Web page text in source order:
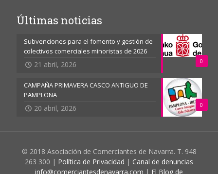
Últimas noticias
0
Subvenciones para el fomento y gestión de
colectivos comerciales minoristas de 2026
21 abril, 2026
0
CAMPAÑA PRIMAVERA CASCO ANTIGUO DE
PAMPLONA
20 abril, 2026
© 2018 Asociación de Comerciantes de Navarra. T. 948
263 300 | Política de Privacidad | Canal de denuncias
info@comerciantesdenavarra.com | El Blog de